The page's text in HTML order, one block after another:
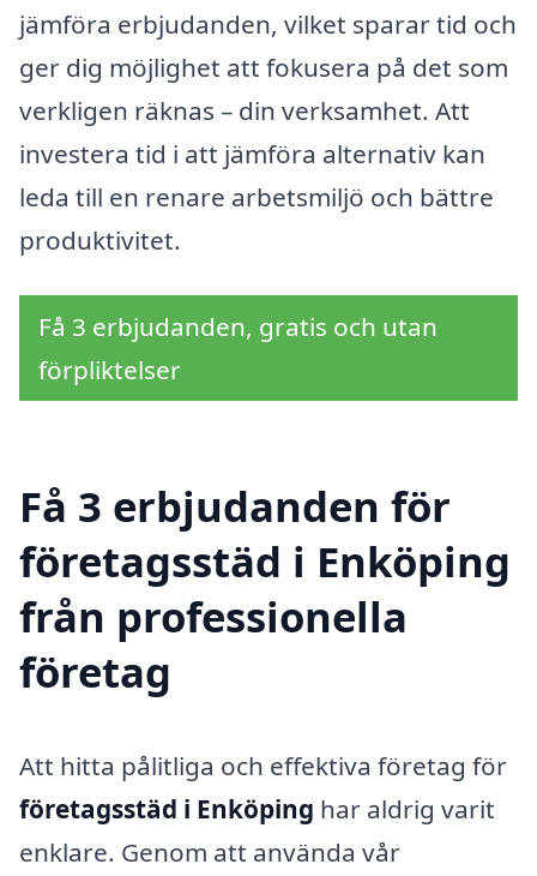
jämföra erbjudanden, vilket sparar tid och
ger dig möjlighet att fokusera på det som
verkligen räknas – din verksamhet. Att
investera tid i att jämföra alternativ kan
leda till en renare arbetsmiljö och bättre
produktivitet.
Få 3 erbjudanden, gratis och utan
förpliktelser
Få 3 erbjudanden för
företagsstäd i Enköping
från professionella
företag
Att hitta pålitliga och effektiva företag för
företagsstäd i Enköping har aldrig varit
enklare. Genom att använda vår